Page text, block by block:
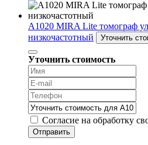
A1020 MIRA Lite томограф
низкочастотный
Уточнить
Уточнить стоимость
Согласие на обработку
Отправить